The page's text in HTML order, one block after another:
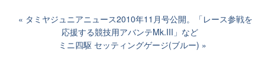
タミヤジュニアニュース2010年11月号公開。「レース参戦を
応援する競技用アバンテMk.III」など
ミニ四駆 セッティングゲージ(ブルー)